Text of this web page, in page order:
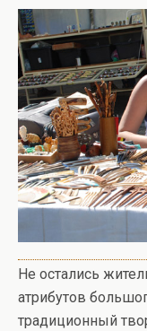
Не остались
атрибутов
традиционный